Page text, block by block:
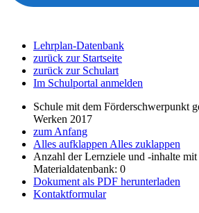
Lehrplan-Datenbank
zurück zur Startseite
zurück zur Schulart
Im Schulportal anmelden
Schule mit dem Förderschwerpunkt
Werken 2017
zum Anfang
Alles aufklappen Alles zuklappen
Anzahl der Lernziele und -inhalte
Materialdatenbank: 0
Dokument als PDF herunterladen
Kontaktformular